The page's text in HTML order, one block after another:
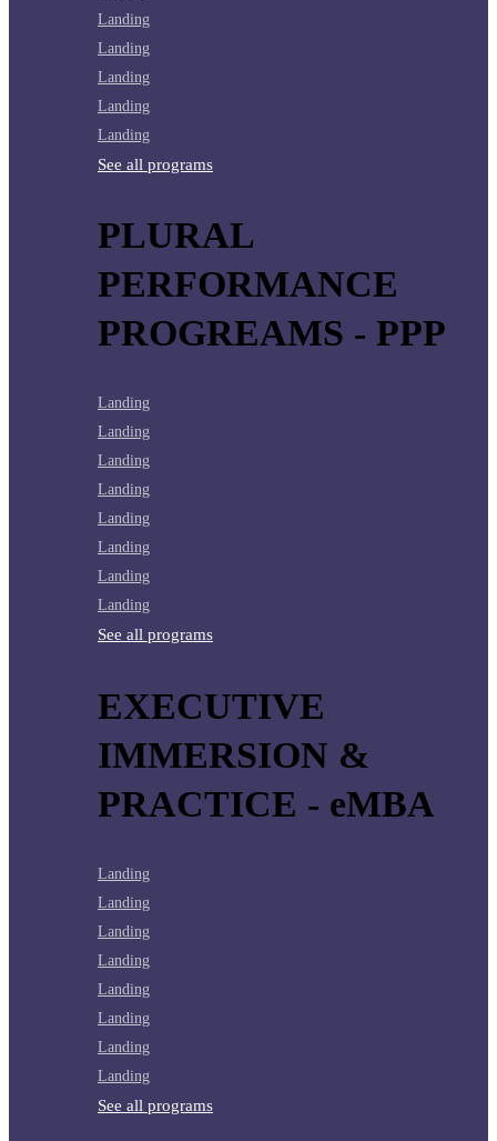
Landing
Landing
Landing
Landing
Landing
See all programs
PLURAL
PERFORMANCE
PROGREAMS - PPP
Landing
Landing
Landing
Landing
Landing
Landing
Landing
Landing
See all programs
EXECUTIVE
IMMERSION &
PRACTICE - eMBA
Landing
Landing
Landing
Landing
Landing
Landing
Landing
Landing
See all programs